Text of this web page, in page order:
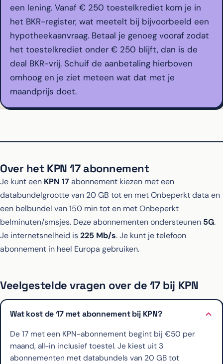
een lening. Vanaf € 250 toestelkrediet kom je in
het BKR-register, wat meetelt bij bijvoorbeeld een
hypotheekaanvraag. Betaal je genoeg vooraf zodat
het toestelkrediet onder € 250 blijft, dan is de
deal BKR-vrij. Schuif de aanbetaling hierboven
omhoog en je ziet meteen wat dat met je
maandprijs doet.
Over het KPN 17 abonnement
Je kunt een KPN 17 abonnement kiezen met een
databundelgrootte van 20 GB tot en met Onbeperkt data en
een belbundel van 150 min tot en met Onbeperkt
belminuten/smsjes. Deze abonnementen ondersteunen 5G.
Je internetsnelheid is225 Mb/s. Je kunt je telefoon
abonnement in heel Europa gebruiken.
Veelgestelde vragen over de 17 bij KPN
Wat kost de 17 met abonnement bij KPN?
De 17 met een KPN-abonnement begint bij €50 per
maand, all-in inclusief toestel. Je kiest uit 3
abonnementen met databundels van 20 GB tot